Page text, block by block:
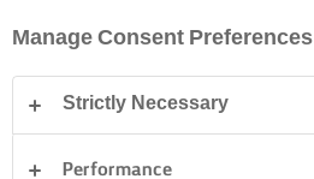
Manage Consent Preferences
Strictly Necessary
Performance